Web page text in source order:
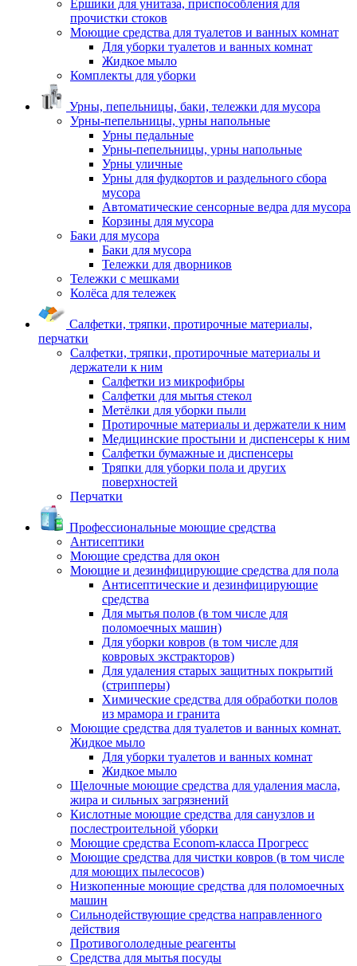
Ершики для унитаза, приспособления для
прочистки стоков
Моющие средства для туалетов и ванных комнат
Для уборки туалетов и ванных комнат
Жидкое мыло
Комплекты для уборки
Урны, пепельницы, баки, тележки для мусора
Урны-пепельницы, урны напольные
Урны педальные
Урны-пепельницы, урны напольные
Урны уличные
Урны для фудкортов и раздельного сбора
мусора
Автоматические сенсорные ведра для мусора
Корзины для мусора
Баки для мусора
Баки для мусора
Тележки для дворников
Тележки с мешками
Колёса для тележек
Салфетки, тряпки, протирочные материалы,
перчатки
Салфетки, тряпки, протирочные материалы и
держатели к ним
Салфетки из микрофибры
Салфетки для мытья стекол
Метёлки для уборки пыли
Протирочные материалы и держатели к ним
Медицинские простыни и диспенсеры к ним
Салфетки бумажные и диспенсеры
Тряпки для уборки пола и других
поверхностей
Перчатки
Профессиональные моющие средства
Антисептики
Моющие средства для окон
Моющие и дезинфицирующие средства для пола
Антисептические и дезинфицирующие
средства
Для мытья полов (в том числе для
поломоечных машин)
Для уборки ковров (в том числе для
ковровых экстракторов)
Для удаления старых защитных покрытий
(стрипперы)
Химические средства для обработки полов
из мрамора и гранита
Моющие средства для туалетов и ванных комнат.
Жидкое мыло
Для уборки туалетов и ванных комнат
Жидкое мыло
Щелочные моющие средства для удаления масла,
жира и сильных загрязнений
Кислотные моющие средства для санузлов и
послестроительной уборки
Моющие средства Econom-класса Прогресс
Моющие средства для чистки ковров (в том числе
для моющих пылесосов)
Низкопенные моющие средства для поломоечных
машин
Сильнодействующие средства направленного
действия
Противогололедные реагенты
Средства для мытья посуды